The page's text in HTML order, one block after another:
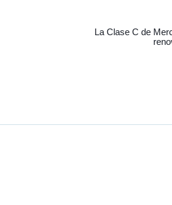
La Clase C de